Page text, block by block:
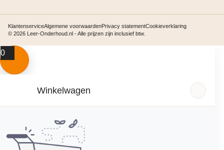
KlantenserviceAlgemene voorwaardenPrivacy statementCookieverklaring
© 2026 Leer-Onderhoud.nl - Alle prijzen zijn inclusief btw.
0
Winkelwagen